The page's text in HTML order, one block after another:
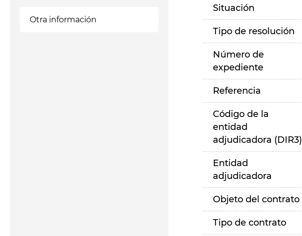
Otra información
Situación
Tipo de resolución
Número de
expediente
Referencia
Código de la
entidad
adjudicadora (DIR3)
Entidad
adjudicadora
Objeto del contrato
Tipo de contrato